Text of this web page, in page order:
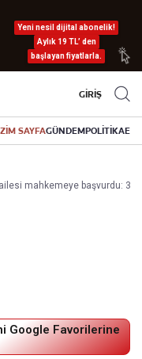
Yeni nesil dijital abonelik!
Aylık 19 TL’ den
başlayan fiyatlarla.
GİRİŞ
SAYFAGÜNDEMPOLİTİKA
mahkemeye başvurdu: 3
Google Favorilerine